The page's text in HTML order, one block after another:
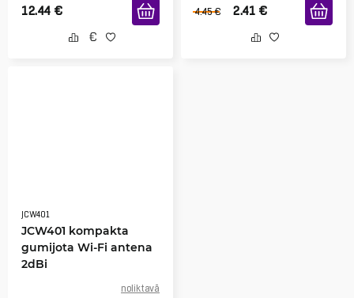
12.44 € 4.45 € 2.41 €
JCW401
JCW401 kompakta
gumijota Wi-Fi antena
2dBi
noliktavā